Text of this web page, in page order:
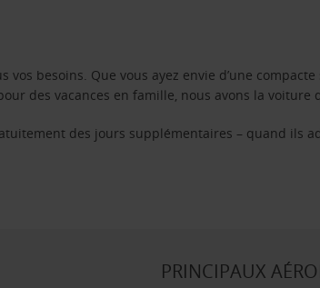
vos besoins. Que vous ayez envie d’une
des vacances en famille, nous avons la voiture
des jours supplémentaires – quand ils
PRINCIPAUX